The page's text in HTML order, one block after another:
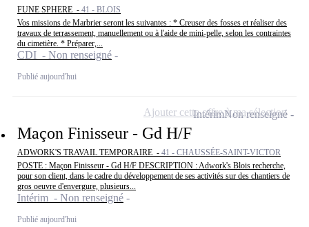
FUNE SPHERE - 41 - BLOIS
Vos missions de Marbrier seront les suivantes : * Creuser des fosses et réaliser des
travaux de terrassement, manuellement ou à l'aide de mini-pelle, selon les contraintes
du cimetière. * Préparer,...
CDI - Non renseigné
Publié aujourd'hui
Maçon Finisseur - Gd H/F
ADWORK'S TRAVAIL TEMPORAIRE - 41 - CHAUSSÉE-SAINT-VICTOR
POSTE : Maçon Finisseur - Gd H/F DESCRIPTION : Adwork's Blois recherche,
pour son client, dans le cadre du développement de ses activités sur des chantiers de
gros oeuvre d'envergure, plusieurs...
Intérim - Non renseigné
Publié aujourd'hui
IntérimNon renseigné
Ajouter cette offre à ma sélection